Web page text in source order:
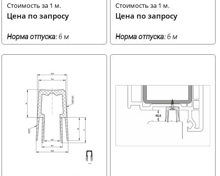
Стоимость за 1 м.
Цена по запросу
Норма отпуска: 6 м
Стоимость за 1 м.
Цена по запросу
Норма отпуска: 6 м